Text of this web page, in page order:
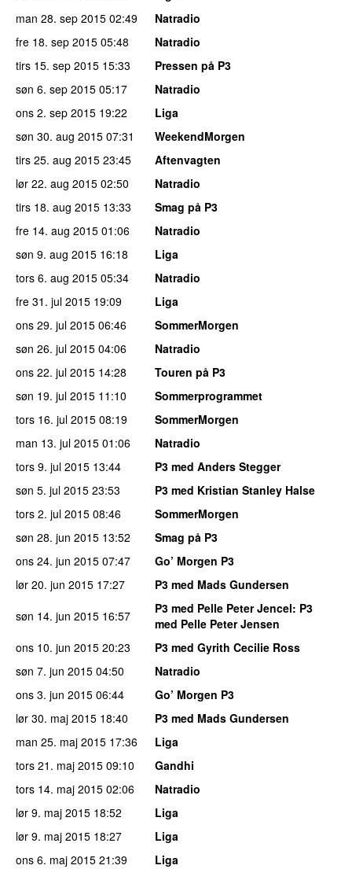
man 28. sep 2015 02:49
Natradio
fre 18. sep 2015 05:48
Natradio
tirs 15. sep 2015 15:33
Pressen på P3
søn 6. sep 2015 05:17
Natradio
ons 2. sep 2015 19:22
Liga
søn 30. aug 2015 07:31
WeekendMorgen
tirs 25. aug 2015 23:45
Aftenvagten
lør 22. aug 2015 02:50
Natradio
tirs 18. aug 2015 13:33
Smag på P3
fre 14. aug 2015 01:06
Natradio
søn 9. aug 2015 16:18
Liga
tors 6. aug 2015 05:34
Natradio
fre 31. jul 2015 19:09
Liga
ons 29. jul 2015 06:46
SommerMorgen
søn 26. jul 2015 04:06
Natradio
ons 22. jul 2015 14:28
Touren på P3
søn 19. jul 2015 11:10
Sommerprogrammet
tors 16. jul 2015 08:19
SommerMorgen
man 13. jul 2015 01:06
Natradio
tors 9. jul 2015 13:44
P3 med Anders Stegger
søn 5. jul 2015 23:53
P3 med Kristian Stanley Halse
tors 2. jul 2015 08:46
SommerMorgen
søn 28. jun 2015 13:52
Smag på P3
ons 24. jun 2015 07:47
Go’ Morgen P3
lør 20. jun 2015 17:27
P3 med Mads Gundersen
søn 14. jun 2015 16:57 P3 med Pelle Peter Jencel: P3
med Pelle Peter Jensen
ons 10. jun 2015 20:23
P3 med Gyrith Cecilie Ross
søn 7. jun 2015 04:50
Natradio
ons 3. jun 2015 06:44
Go’ Morgen P3
lør 30. maj 2015 18:40
P3 med Mads Gundersen
man 25. maj 2015 17:36
Liga
tors 21. maj 2015 09:10
Gandhi
tors 14. maj 2015 02:06
Natradio
lør 9. maj 2015 18:52
Liga
lør 9. maj 2015 18:27
Liga
ons 6. maj 2015 21:39 Liga